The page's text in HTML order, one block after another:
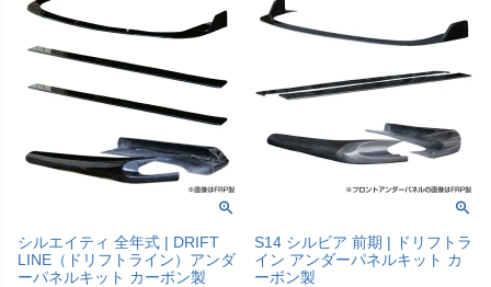
シルエイティ 全年式 | DRIFT
LINE（ドリフトライン）アンダ
ーパネルキット カーボン製
S14 シルビア 前期 | ドリフトラ
イン アンダーパネルキット カ
ーボン製